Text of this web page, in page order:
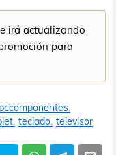
irá actualizando
para
pccomponentes
teclado televisor